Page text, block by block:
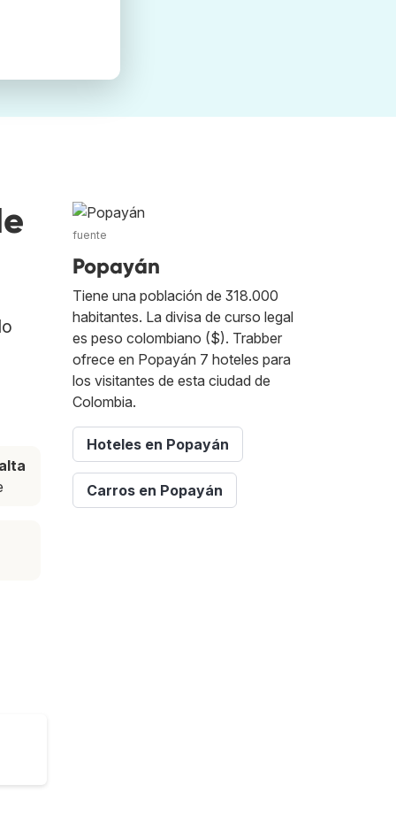
fuente
Popayán
Tiene una población de 318.000
habitantes. La divisa de curso legal
es peso colombiano ($). Trabber
ofrece en Popayán 7 hoteles para
los visitantes de esta ciudad de
Colombia.
Hoteles en Popayán
Carros en Popayán